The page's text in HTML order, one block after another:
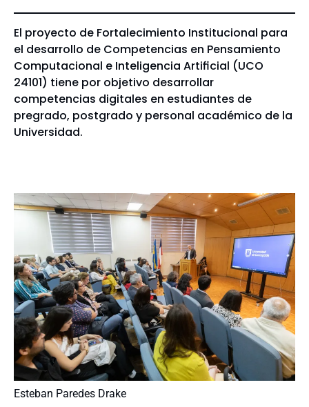
El proyecto de Fortalecimiento Institucional para
el desarrollo de Competencias en Pensamiento
Computacional e Inteligencia Artificial (UCO
24101) tiene por objetivo desarrollar
competencias digitales en estudiantes de
pregrado, postgrado y personal académico de la
Universidad.
Esteban Paredes Drake